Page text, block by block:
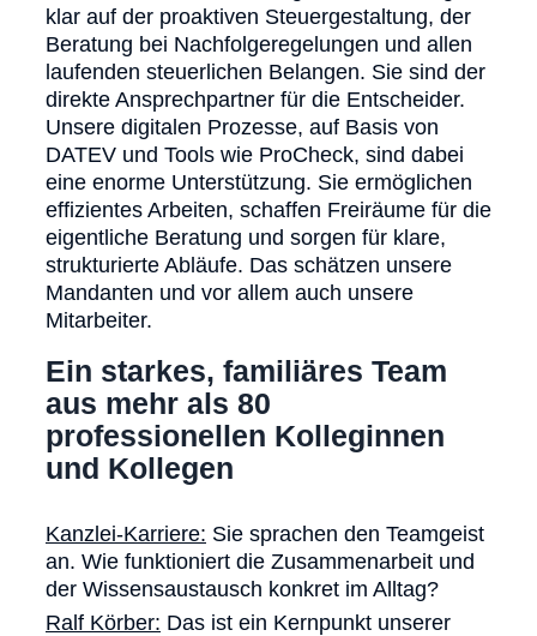
klar auf der proaktiven Steuergestaltung, der
Beratung bei Nachfolgeregelungen und allen
laufenden steuerlichen Belangen. Sie sind der
direkte Ansprechpartner für die Entscheider.
Unsere digitalen Prozesse, auf Basis von
DATEV und Tools wie ProCheck, sind dabei
eine enorme Unterstützung. Sie ermöglichen
effizientes Arbeiten, schaffen Freiräume für die
eigentliche Beratung und sorgen für klare,
strukturierte Abläufe. Das schätzen unsere
Mandanten und vor allem auch unsere
Mitarbeiter.
Ein starkes, familiäres Team
aus mehr als 80
professionellen Kolleginnen
und Kollegen
Kanzlei-Karriere: Sie sprachen den Teamgeist
an. Wie funktioniert die Zusammenarbeit und
der Wissensaustausch konkret im Alltag?
Ralf Körber: Das ist ein Kernpunkt unserer